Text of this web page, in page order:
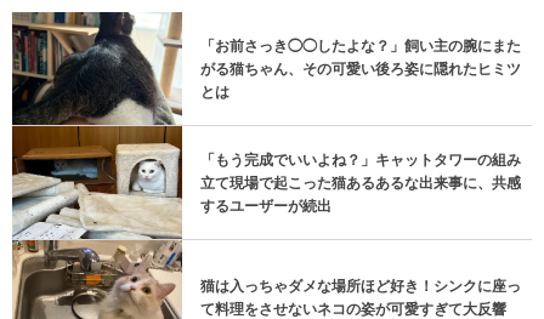
「お前さっき◯◯したよな？」飼い主の腕にまた
がる猫ちゃん、その可愛い後ろ姿に隠れたヒミツ
とは
「もう完成でいいよね？」キャットタワーの組み
立て現場で起こった猫あるあるな出来事に、共感
するユーザーが続出
猫は入っちゃダメな場所ほど好き！シンクに座っ
て料理をさせないネコの姿が可愛すぎて大反響